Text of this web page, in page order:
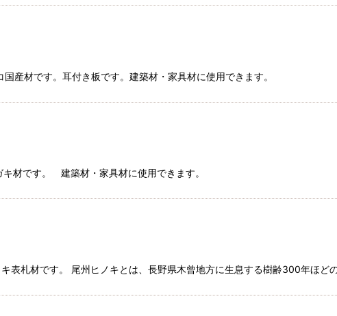
材です。耳付き板です。建築材・家具材に使用できます。
材です。 建築材・家具材に使用できます。
札材です。 尾州ヒノキとは、長野県木曾地方に生息する樹齢300年ほど